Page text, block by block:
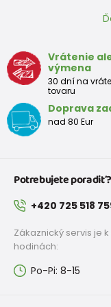
FUNNY chlapčenské
9,5 €
od 5,8 €
Skladem
FUNNY chlapčenské
ponožky chlapčenské -
od 5,8 €
ponožky chlapčenské -
Vrátenie
výmena
30 dní na
tovaru
Doprava
nad 80 Eur
Potrebujete poradiť?
+420 725 518
Zákaznický servis je
hodinách:
Po-Pi: 8-15